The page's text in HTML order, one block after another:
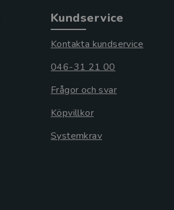
Kundservice
Kontakta kundservice
046-31 21 00
Frågor och svar
Köpvillkor
Systemkrav